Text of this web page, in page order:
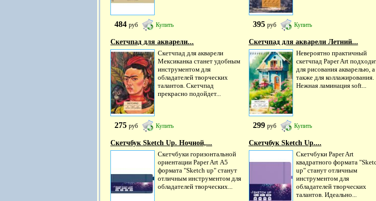
484 руб Купить 395 руб Купить
Скетчпад для акварели...
Скетчпад для акварели
Мексиканка станет удобным
инструментом для
обладателей творческих
талантов. Скетчпад
прекрасно подойдет...
275 руб Купить
Скетчпад для акварели Летний...
Невероятно практичный
скетчпад Paper Art
для рисования акварелью, а
также для коллажирования.
Нежная ламинация soft...
299 руб Купить
Скетчбук Sketch Up. Ночной,...
Скетчбуки горизонтальной
ориентации Paper Art А5
формата "Sketch up" станут
отличным инструментом для
обладателей творческих...
Скетчбук Sketch Up....
Скетчбуки Paper Art
квадратного формата
up" станут отличным
инструментом для
обладателей творческих
талантов. Идеально...